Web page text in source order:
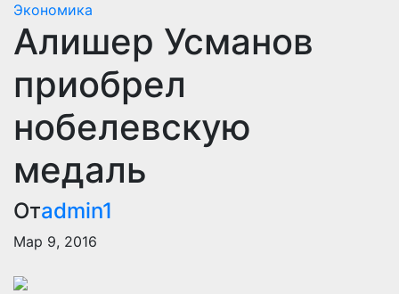
Экономика
Алишер Усманов
приобрел
нобелевскую
медаль
Отadmin1
Мар 9, 2016